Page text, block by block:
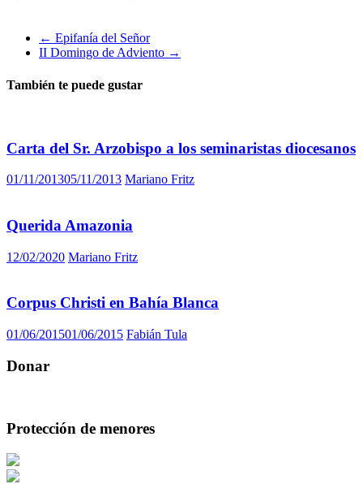
← Epifanía del Señor
II Domingo de Adviento →
También te puede gustar
Carta del Sr. Arzobispo a los seminaristas diocesanos
01/11/201305/11/2013 Mariano Fritz
Querida Amazonia
12/02/2020 Mariano Fritz
Corpus Christi en Bahía Blanca
01/06/201501/06/2015 Fabián Tula
Donar
Protección de menores